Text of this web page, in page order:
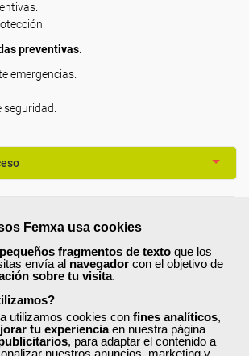
Femxa usa cookies
pequeños fragmentos de texto que los
envía al navegador con el objetivo de
sobre tu visita.
utilizamos cookies con fines analíticos,
tu experienciaen nuestra página
, para adaptar el contenido a
nuestros anuncios, marketing y
preventivas.
emergencias.
por: